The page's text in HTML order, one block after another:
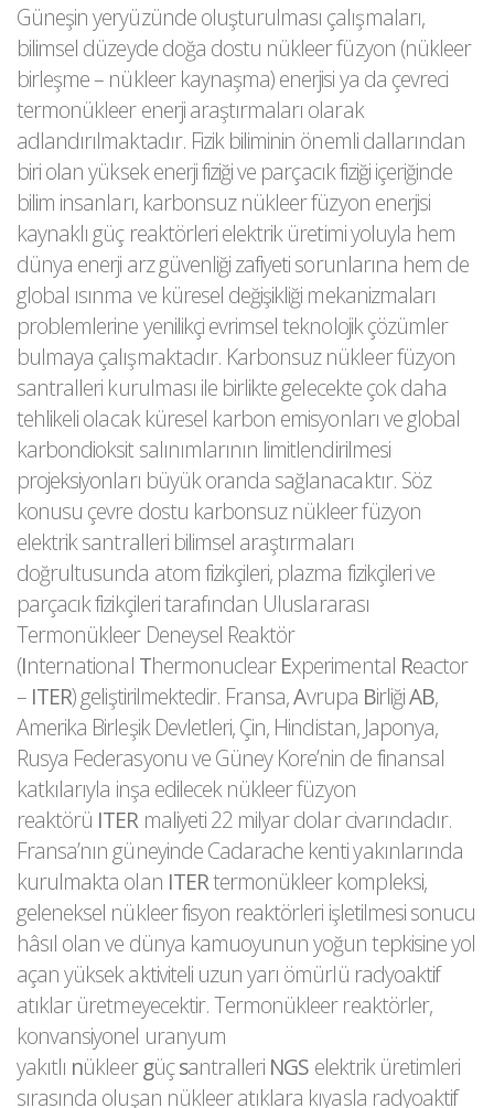
Güneşin yeryüzünde oluşturulması çalışmaları,
bilimsel düzeyde doğa dostu nükleer füzyon (nükleer
birleşme – nükleer kaynaşma) enerjisi ya da çevreci
termonükleer enerji araştırmaları olarak
adlandırılmaktadır. Fizik biliminin önemli dallarından
biri olan yüksek enerji fiziği ve parçacık fiziği içeriğinde
bilim insanları, karbonsuz nükleer füzyon enerjisi
kaynaklı güç reaktörleri elektrik üretimi yoluyla hem
dünya enerji arz güvenliği zafiyeti sorunlarına hem de
global ısınma ve küresel değişikliği mekanizmaları
problemlerine yenilikçi evrimsel teknolojik çözümler
bulmaya çalışmaktadır. Karbonsuz nükleer füzyon
santralleri kurulması ile birlikte gelecekte çok daha
tehlikeli olacak küresel karbon emisyonları ve global
karbondioksit salınımlarının limitlendirilmesi
projeksiyonları büyük oranda sağlanacaktır. Söz
konusu çevre dostu karbonsuz nükleer füzyon
elektrik santralleri bilimsel araştırmaları
doğrultusunda atom fizikçileri, plazma fizikçileri ve
parçacık fizikçileri tarafından Uluslararası
Termonükleer Deneysel Reaktör
(International ThermonuclearExperimental Reactor
– ITER) geliştirilmektedir. Fransa,Avrupa BirliğiAB,
Amerika Birleşik Devletleri, Çin, Hindistan, Japonya,
Rusya Federasyonu ve Güney Kore’nin de finansal
katkılarıyla inşa edilecek nükleer füzyon
reaktörü ITERmaliyeti 22 milyar dolar civarındadır.
Fransa’nın güneyinde Cadarache kenti yakınlarında
kurulmakta olan ITERtermonükleer kompleksi,
geleneksel nükleer fisyon reaktörleri işletilmesi sonucu
hâsıl olan ve dünya kamuoyunun yoğun tepkisine yol
açan yüksek aktiviteli uzun yarı ömürlü radyoaktif
atıklar üretmeyecektir. Termonükleer reaktörler,
konvansiyonel uranyum
yakıtlı nükleergüçsantralleri NGS elektrik üretimleri
sırasında oluşan nükleer atıklara kıyasla radyoaktif